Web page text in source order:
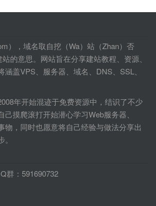
），域名取自挖（Wa）站（Zhan）否
站的意思。网站旨在分享建站教程、资源、
涵盖VPS、服务器、域名、DNS、SSL、
年开始混迹于免费资源中，结识了不少
己摸爬滚打开始潜心学习Web服务器、
物，同时也愿意将自己经验与做法分享出
群：591690732